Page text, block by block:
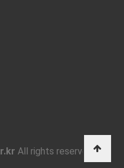
All rights reserved.